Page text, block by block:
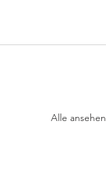
Alle ansehen